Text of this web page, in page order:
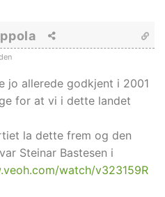
jo allerede godkjent i 2001
for at vi i dette landet
la dette frem og den
Steinar Bastesen i
watch/v323159R